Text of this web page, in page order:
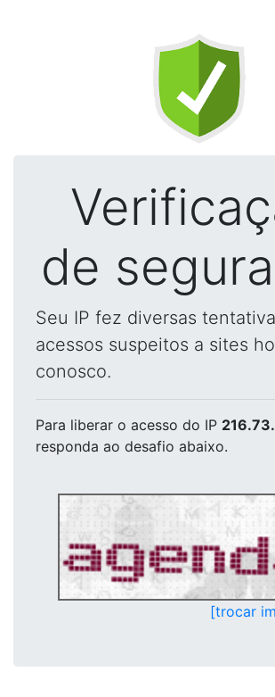
de
Seu IP fez diversas
acessos suspeitos a sites
conosco.
Para liberar o acesso do IP
responda ao desafio abaixo.
[trocar